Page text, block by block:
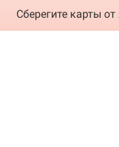
Сберегите карты